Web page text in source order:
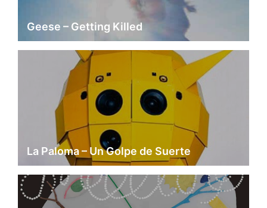
Geese – Getting Killed
La Paloma – Un Golpe de Suerte